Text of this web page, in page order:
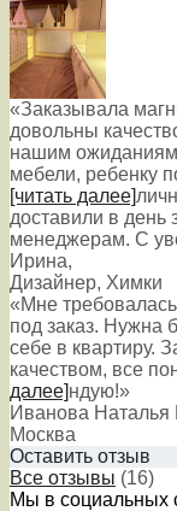
«Заказывала
довольны
нашим
мебели, ребенку
[читать далее]
доставили в день
менеджерам. С
Ирина,
Дизайнер, Химки
«Мне
под заказ. Нужна
себе в квартиру.
качеством, все
далее]ндую!»
Иванова Наталья
Москва
Оставить отзыв
Все отзывы (16)
Мы в социальных